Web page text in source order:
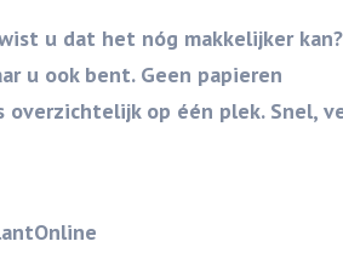
u dat het nóg makkelijker
u ook bent. Geen papieren
op één plek. Snel,